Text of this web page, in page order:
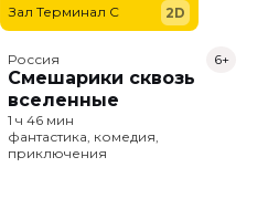
Зал Терминал C
2D
Россия
Смешарики сквозь
вселенные
6+
1 ч 46 мин
фантастика, комедия,
приключения